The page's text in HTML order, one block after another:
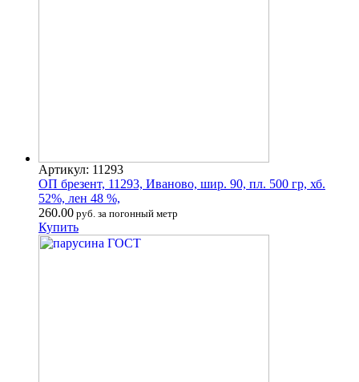
Артикул: 11293
ОП брезент, 11293, Иваново, шир. 90, пл. 500 гр, хб.
52%, лен 48 %,
260.00 руб. за погонный метр
Купить